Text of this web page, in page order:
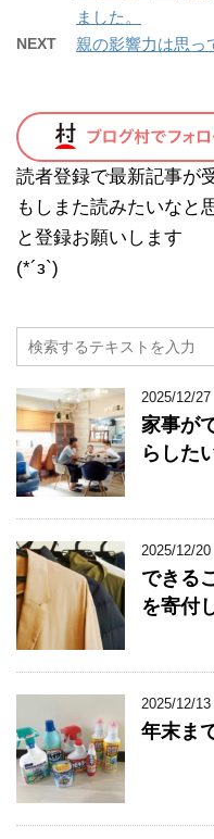
ました。
NEXT 親の影響力は思っ
読者登録で最新記事が
もしまた読みたいなと
と登録お願いします
(*´з`)
2025/12/27
家事が
らした
2025/12/20
できる
を寄付
2025/12/13
年末ま